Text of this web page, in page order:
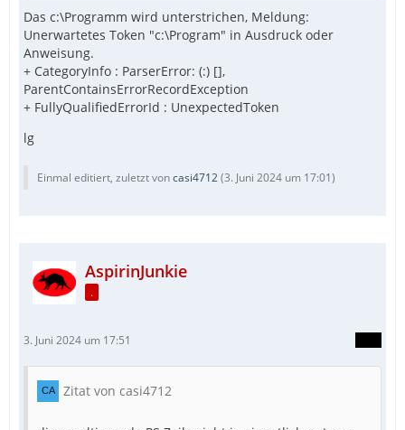
Das c:\Programm wird unterstrichen, Meldung:
Unerwartetes Token "c:\Program" in Ausdruck oder
Anweisung.
+ CategoryInfo : ParserError: (:) [],
ParentContainsErrorRecordException
+ FullyQualifiedErrorId : UnexpectedToken
lg
Einmal editiert, zuletzt voncasi4712(3. Juni 2024 um 17:01)
AspirinJunkie
.
3. Juni 2024 um 17:51
Zitat von casi4712